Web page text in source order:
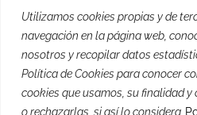
Utilizamos cookies propias y de
navegación en la página web,
nosotros y recopilar datos
Política de Cookies para conocer
cookies que usamos, su finalidad
o rechazarlas, si así lo considera